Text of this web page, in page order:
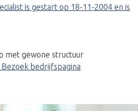
is gestart op 18-11-2004 en is
met gewone structuur
Bezoek bedrijfspagina